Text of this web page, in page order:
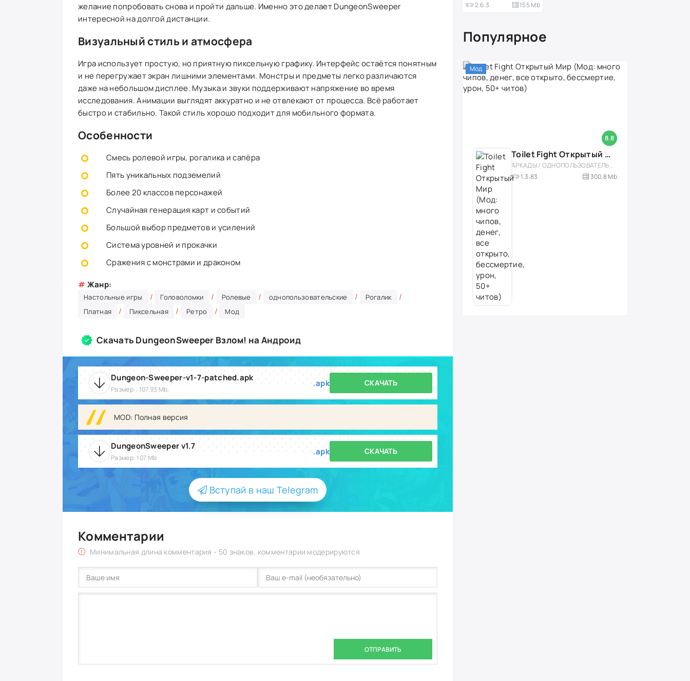
желание попробовать снова и пройти дальше. Именно это делает DungeonSweeper
интересной на долгой дистанции.
Визуальный стиль и атмосфера
Игра использует простую, но приятную пиксельную графику. Интерфейс остаётся понятным
и не перегружает экран лишними элементами. Монстры и предметы легко различаются
даже на небольшом дисплее. Музыка и звуки поддерживают напряжение во время
исследования. Анимации выглядят аккуратно и не отвлекают от процесса. Всё работает
быстро и стабильно. Такой стиль хорошо подходит для мобильного формата.
Особенности
Смесь ролевой игры, рогалика и сапёра
Пять уникальных подземелий
Более 20 классов персонажей
Случайная генерация карт и событий
Большой выбор предметов и усилений
Система уровней и прокачки
Сражения с монстрами и драконом
# Жанр:
Настольные игры / Головоломки / Ролевые / однопользовательские / Рогалик /
Платная / Пиксельная / Ретро / Мод
Скачать DungeonSweeper Взлом! на Андроид
Dungeon-Sweeper-v1-7-patched.apk
Размер:: 107.93 Mb,
.apk СКАЧАТЬ
MOD: Полная версия
DungeonSweeper v1.7
Размер: 107 Mb
.apk СКАЧАТЬ
Вступай в наш Telegram
Комментарии
Минимальная длина комментария - 50 знаков. комментарии модерируются
ОТПРАВИТЬ
2.6.3 155 Mb
Популярное
8.8
Мод
Toilet Fight Открытый Мир (Мод: много чипов, денег, все открыто, бессмертие, урон, 50+ читов)
АРКАДЫ / ОДНОПОЛЬЗОВАТЕЛЬСКИЕ / ОФЛАЙН / МОД / РОЛЕВЫЕ / ШУТЕРЫ / ОТКРЫТЫЙ МИР / ВСТРОЕННЫЙ КЕШ / 3D / ЭКШЕНЫ / ТУАЛЕТНЫЕ ВОЙНЫ / ДЛЯ ДЕТЕЙ
1.3.83
300,8 Mb